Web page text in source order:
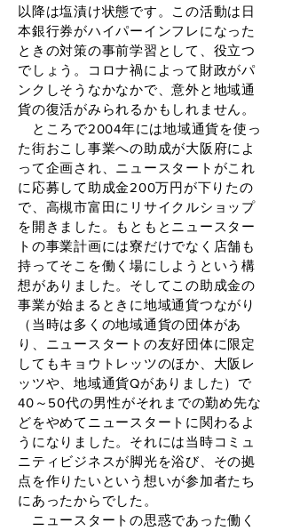
以降は塩漬け状態です。この活動は日
本銀行券がハイパーインフレになった
ときの対策の事前学習として、役立つ
でしょう。コロナ禍によって財政がパ
ンクしそうなかなかで、意外と地域通
貨の復活がみられるかもしれません。
ところで2004年には地域通貨を使っ
た街おこし事業への助成が大阪府によ
って企画され、ニュースタートがこれ
に応募して助成金200万円が下りたの
で、高槻市富田にリサイクルショップ
を開きました。もともとニュースター
トの事業計画には寮だけでなく店舗も
持ってそこを働く場にしようという構
想がありました。そしてこの助成金の
事業が始まるときに地域通貨つながり
（当時は多くの地域通貨の団体があ
り、ニュースタートの友好団体に限定
してもキョウトレッツのほか、大阪レ
ッツや、地域通貨Qがありました）で
40～50代の男性がそれまでの勤め先な
どをやめてニュースタートに関わるよ
うになりました。それには当時コミュ
ニティビジネスが脚光を浴び、その拠
点を作りたいという想いが参加者たち
にあったからでした。
ニュースタートの思惑であった働く